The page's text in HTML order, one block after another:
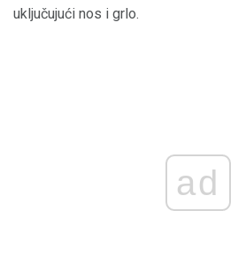
uključujući nos i grlo.
ad